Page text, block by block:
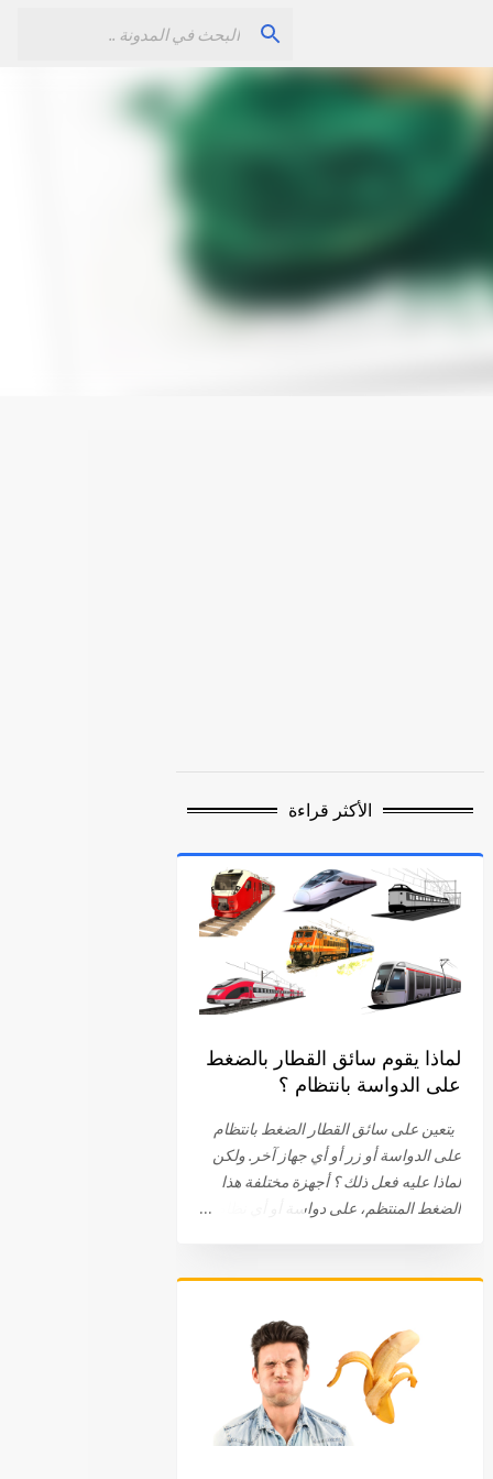
الأكثر قراءة
لماذا يقوم سائق القطار بالضغط
على الدواسة بانتظام ؟
يتعين على سائق القطار الضغط بانتظام
على الدواسة أو زر أو أي جهاز آخر. ولكن
لماذا عليه فعل ذلك ؟ أجهزة مختلفة هذا
الضغط المنتظم، على دواسة أو أي نظام
الجهاز باختلاف الشركات . في البداية، كان
على الدواسة. اليوم، يتم الضغط على
الدواسة، عند نقطة معينة، ثم الضغط عليها
مرة أخرى. في بعض الحالات، يتعين على
السائق الضغط على زر. في بعض الأحيان
يتم توصيل الجهاز بعجلة القيادة أو المقود.